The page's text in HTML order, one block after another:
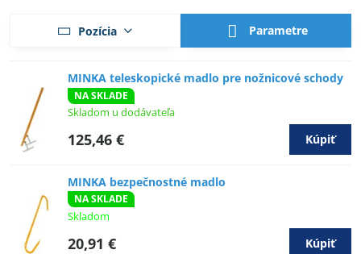
Pozícia Parametre
MINKA teleskopické madlo pre nožnicové schody
NA SKLADE
Skladom u dodávateľa
125,46 € Kúpiť
MINKA bezpečnostné madlo
NA SKLADE
Skladom
20,91 € Kúpiť